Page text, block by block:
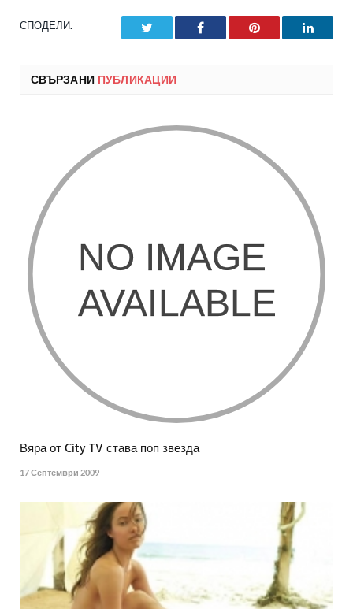
СПОДЕЛИ. Facebook Pinterest
СВЪРЗАНИ ПУБЛИКАЦИИ
Вяра от City TV става поп звезда
17 Септември 2009